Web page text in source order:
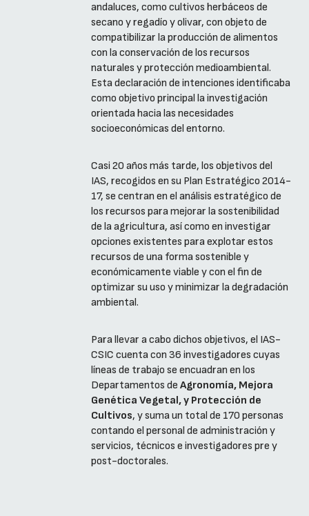
andaluces, como cultivos herbáceos de
secano y regadío y olivar, con objeto de
compatibilizar la producción de alimentos
con la conservación de los recursos
naturales y protección medioambiental.
Esta declaración de intenciones identificaba
como objetivo principal la investigación
orientada hacia las necesidades
socioeconómicas del entorno.
Casi 20 años más tarde, los objetivos del
IAS, recogidos en su Plan Estratégico 2014-
17, se centran en el análisis estratégico de
los recursos para mejorar la sostenibilidad
de la agricultura, así como en investigar
opciones existentes para explotar estos
recursos de una forma sostenible y
económicamente viable y con el fin de
optimizar su uso y minimizar la degradación
ambiental.
Para llevar a cabo dichos objetivos, el IAS-
CSIC cuenta con 36 investigadores cuyas
líneas de trabajo se encuadran en los
Departamentos de Agronomía, Mejora
Genética Vegetal, y Protección de
Cultivos, y suma un total de 170 personas
contando el personal de administración y
servicios, técnicos e investigadores pre y
post-doctorales.